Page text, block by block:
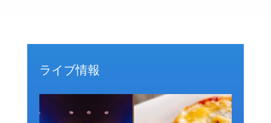
ライブ情報